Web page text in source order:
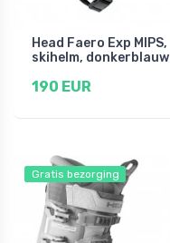
Head Faero Exp MIPS,
skihelm, donkerblauw
190 EUR
Gratis bezorging